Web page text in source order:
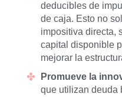
deducibles de
de caja. Esto no
impositiva directa,
capital disponible
mejorar la
Promueve la
que utilizan deuda